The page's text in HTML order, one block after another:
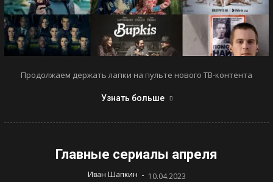
Продолжаем держать лапки на пульте нового ТВ-контента
Узнать больше
Главные сериалы апреля
Иван Шапкин - 10.04.2023